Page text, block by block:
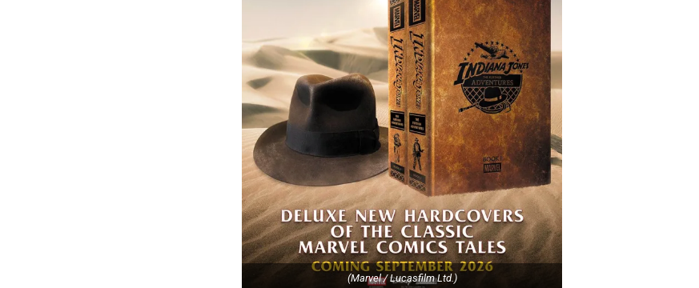
(Marvel / Lucasfilm Ltd.)